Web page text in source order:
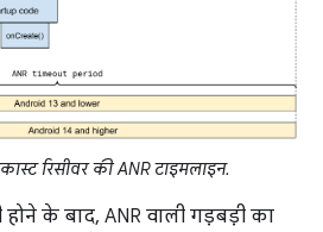
रिसीवर की ANR टाइमलाइन.
होने के बाद, ANR वाली गड़बड़ी का